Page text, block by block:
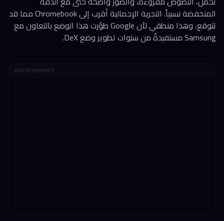
المنخفضة نسبياً. التجربة الإجمالية أقرب إلى Chromebook مما قد
تتوقع، وهذا منطقي لأن Google طوّرت هذا الوضع بالتعاون مع
Samsung مستفيدةً من سنوات تطوير وضع DeX.
ADVERTISEMENTS